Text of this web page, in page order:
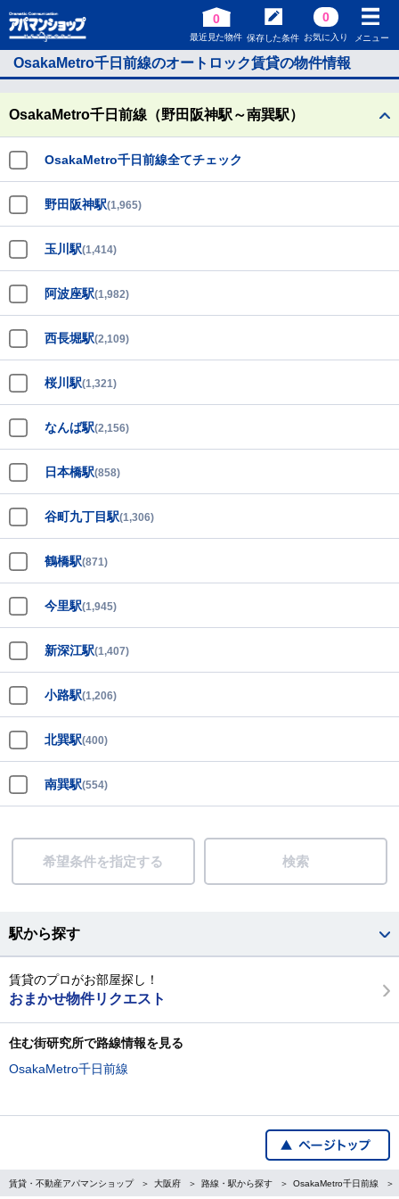
0
最近見た物件 保存した条件
0
お気に入り メニュー
OsakaMetro千日前線のオートロック賃貸の物件情報
OsakaMetro千日前線（野田阪神駅～南巽駅）
OsakaMetro千日前線全てチェック
野田阪神駅(1,965)
玉川駅(1,414)
阿波座駅(1,982)
西長堀駅(2,109)
桜川駅(1,321)
なんば駅(2,156)
日本橋駅(858)
谷町九丁目駅(1,306)
鶴橋駅(871)
今里駅(1,945)
新深江駅(1,407)
小路駅(1,206)
北巽駅(400)
南巽駅(554)
希望条件を指定する 検索
駅から探す
賃貸のプロがお部屋探し！
おまかせ物件リクエスト
住む街研究所で路線情報を見る
OsakaMetro千日前線
賃貸・不動産アパマンショップ 大阪府 路線・駅から探す OsakaMetro千日前線